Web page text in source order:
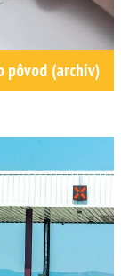
pôvod (archív)